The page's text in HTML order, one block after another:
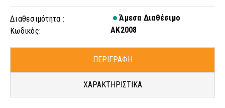
Διαθεσιμότητα :
Άμεσα Διαθέσιμο
Κωδικός:
AK2008
ΠΕΡΙΓΡΑΦΗ
ΧΑΡΑΚΤΗΡΙΣΤΙΚΑ